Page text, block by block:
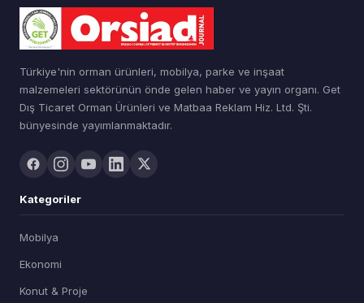
Türkiye'nin orman ürünleri, mobilya, parke ve inşaat
malzemeleri sektörünün önde gelen haber ve yayın organı. Get
Dış Ticaret Orman Ürünleri ve Matbaa Reklam Hiz. Ltd. Şti.
bünyesinde yayımlanmaktadır.
Kategoriler
Mobilya
Ekonomi
Konut & Proje